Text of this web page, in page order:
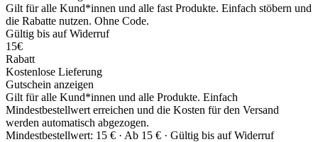
Gilt für alle Kund*innen und alle fast Produkte. Einfach stöbern und
die Rabatte nutzen. Ohne Code.
Gültig bis auf Widerruf
15€
Rabatt
Kostenlose Lieferung
Gutschein anzeigen
Gilt für alle Kund*innen und alle Produkte. Einfach
Mindestbestellwert erreichen und die Kosten für den Versand
werden automatisch abgezogen.
Mindestbestellwert: 15 € · Ab 15 € · Gültig bis auf Widerruf